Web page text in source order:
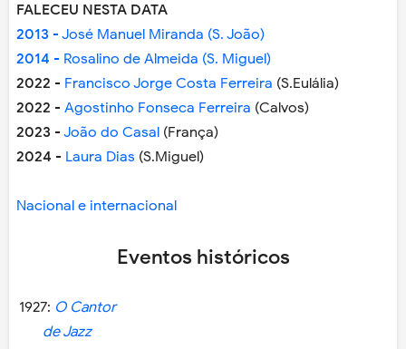
FALECEU NESTA DATA
2013 - José Manuel Miranda (S. João)
2014 - Rosalino de Almeida (S. Miguel)
2022 - Francisco Jorge Costa Ferreira (S.Eulália)
2022 - Agostinho Fonseca Ferreira (Calvos)
2023 - João do Casal (França)
2024 - Laura Dias (S.Miguel)
Nacional e internacional
Eventos históricos
1927: O Cantor
de Jazz